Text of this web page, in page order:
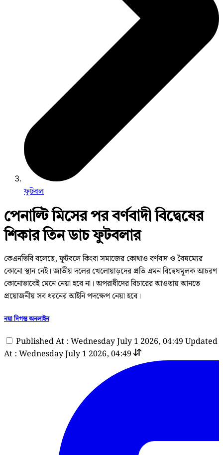
ফুটবল
পেনাল্টি মিসের পর বর্ণবাদী বিদ্বেষের
শিকার তিন ডাচ ফুটবলার
কেএনভিবি বলেছে, ফুটবলে কিংবা সমাজের কোথাও বর্ণবাদ ও বৈষম্যের
কোনো স্থান নেই। জাতীয় দলের খেলোয়াড়দের প্রতি এমন বিদ্বেষমূলক আচরণ
কোনোভাবেই মেনে নেয়া হবে না। অপরাধীদের বিচারের আওতায় আনতে
প্রয়োজনীয় সব ধরনের আইনি পদক্ষেপ নেয়া হবে।
নয়া দিগন্ত অনলাইন
Published At : Wednesday July 1 2026, 04:49 Updated
At : Wednesday July 1 2026, 04:49